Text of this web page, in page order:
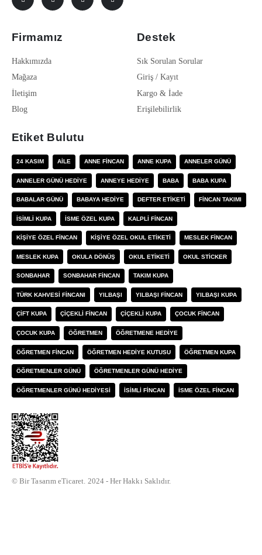
Firmamız
Hakkımızda
Mağaza
İletişim
Blog
Destek
Sık Sorulan Sorular
Giriş / Kayıt
Kargo & İade
Erişilebilirlik
Etiket Bulutu
24 KASIM AILE ANNE FINCAN ANNE KUPA ANNELER GÜNÜ
ANNELER GÜNÜ HEDIYE ANNEYE HEDIYE BABA BABA KUPA
BABALAR GÜNÜ BABAYA HEDIYE DEFTER ETIKETI FINCAN TAKIMI
ISIMLI KUPA ISME ÖZEL KUPA KALPLI FINCAN
KIŞIYE ÖZEL FINCAN KIŞIYE ÖZEL OKUL ETIKETI MESLEK FINCAN
MESLEK KUPA OKULA DÖNÜŞ OKUL ETIKETI OKUL STICKER
SONBAHAR SONBAHAR FINCAN TAKIM KUPA
TÜRK KAHVESI FINCANI YILBAŞI YILBAŞI FINCAN YILBAŞI KUPA
ÇIFT KUPA ÇIÇEKLI FINCAN ÇIÇEKLI KUPA ÇOCUK FINCAN
ÇOCUK KUPA ÖĞRETMEN ÖĞRETMENE HEDIYE
ÖĞRETMEN FINCAN ÖĞRETMEN HEDIYE KUTUSU ÖĞRETMEN KUPA
ÖĞRETMENLER GÜNÜ ÖĞRETMENLER GÜNÜ HEDIYE
ÖĞRETMENLER GÜNÜ HEDIYESI İSIMLI FINCAN İSME ÖZEL FINCAN
© Bir Tasarım eTicaret. 2024 - Her Hakkı Saklıdır.